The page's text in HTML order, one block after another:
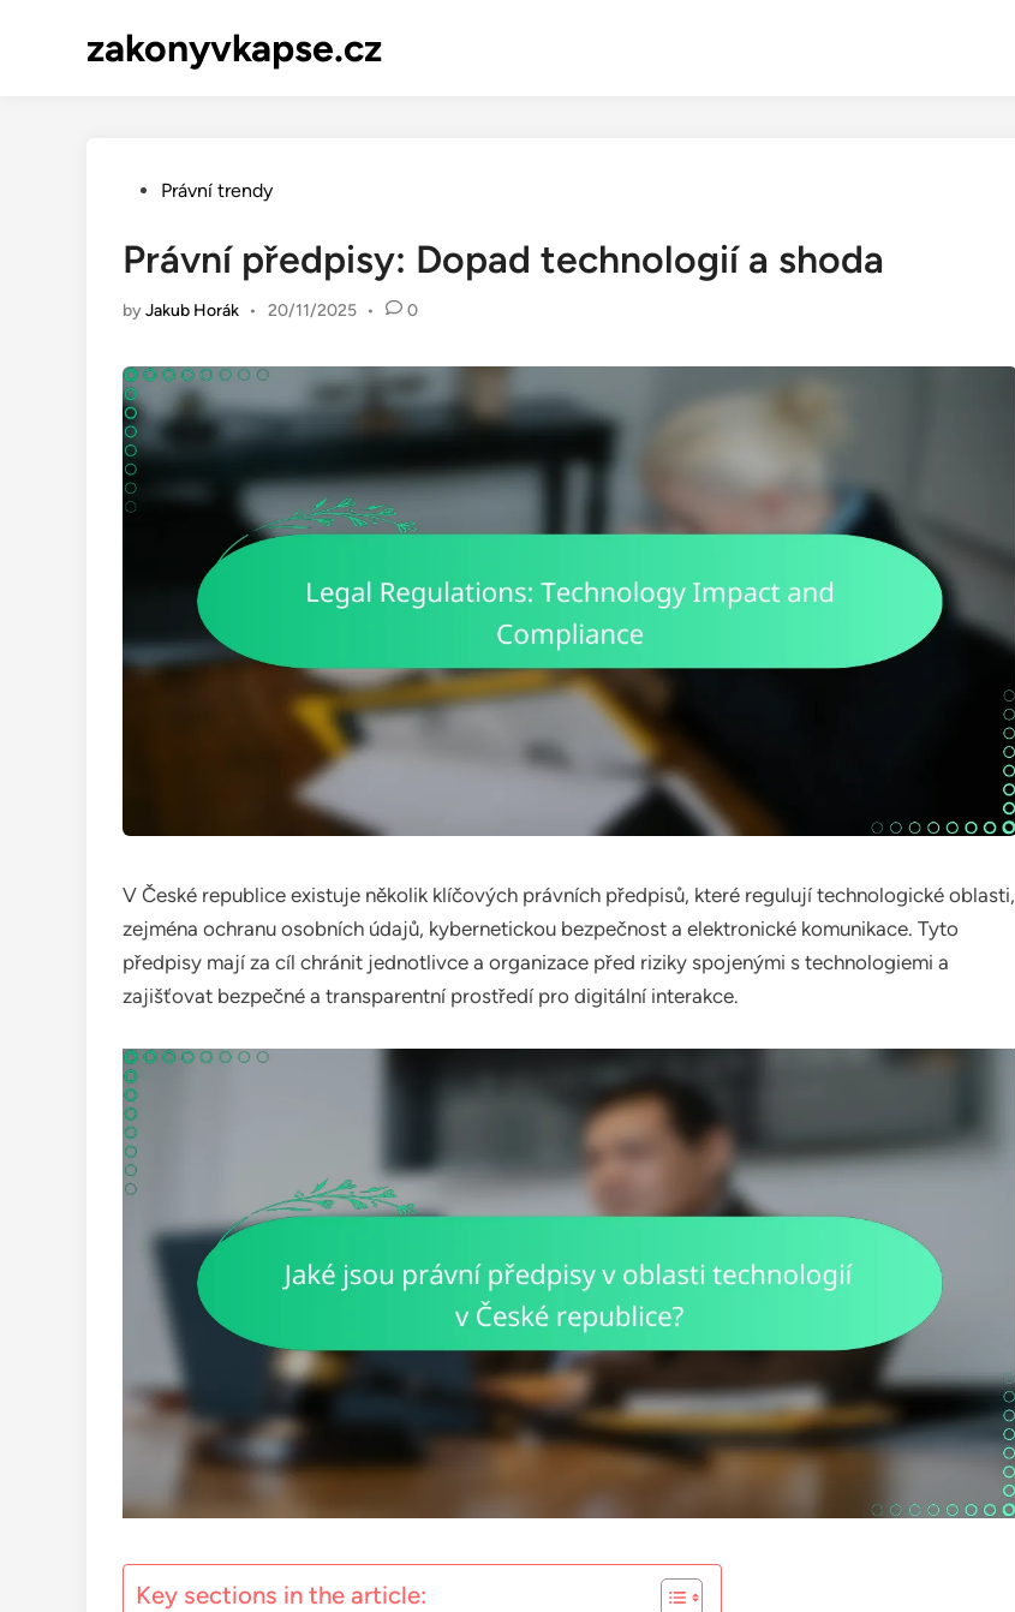
zakonyvkapse.cz
PostedPrávní trendy
Právní předpisy: Dopad technologií a shoda
byJakub Horák • 20/11/2025 • 0
V České republice existuje několik klíčových právních předpisů, které regulují technologické oblasti,
zejména ochranu osobních údajů, kybernetickou bezpečnost a elektronické komunikace. Tyto
předpisy mají za cíl chránit jednotlivce a organizace před riziky spojenými s technologiemi a
zajišťovat bezpečné a transparentní prostředí pro digitální interakce.
Key sections in the article: